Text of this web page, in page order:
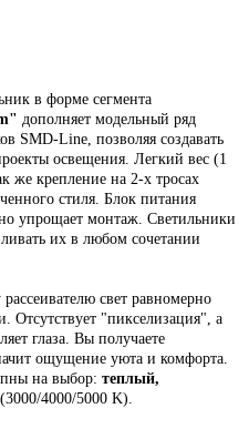
в форме сегмента
" дополняет модельный ряд
SMD-Line, позволяя создавать
освещения. Легкий вес (1
же крепление на 2-х тросах
стиля. Блок питания
упрощает монтаж. Светильники
их в любом сочетании
свет равномерно
Отсутствует "пикселизация", а
глаза. Вы получаете
ощущение уюта и комфорта.
на выбор: теплый,
(3000/4000/5000 K).